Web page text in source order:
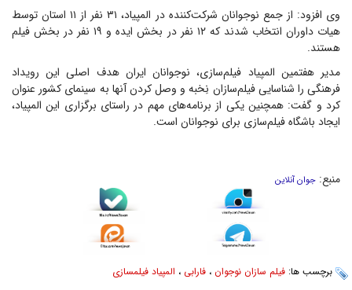
وی افزود: از جمع نوجوانان شرکت‌کننده در المپیاد، ۳۱ نفر از ۱۱ استان توسط
هیات داوران انتخاب شدند که ۱۲ نفر در بخش ایده و ۱۹ نفر در بخش فیلم
هستند.
مدیر هفتمین المپیاد فیلم‌سازی، نوجوانان ایران هدف اصلی این رویداد
فرهنگی را شناسایی فیلم‌سازان نِخبه و وصل کردن آنها به سینمای کشور عنوان
کرد و گفت: همچنین یکی از برنامه‌های مهم در راستای برگزاری این المپیاد،
ایجاد باشگاه فیلم‌سازی برای نوجوانان است.
منبع: جوان آنلاین
برچسب ها: فیلم سازان نوجوان ، فارابی ، المپیاد فیلمسازی